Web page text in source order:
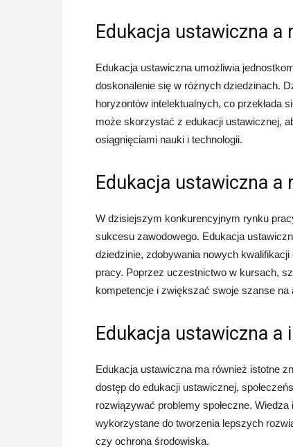
Edukacja ustawiczna a
Edukacja ustawiczna umożliwia
doskonalenie się w różnych dziedzinach.
horyzontów intelektualnych, co przekłada
może skorzystać z edukacji ustawicznej,
osiągnięciami nauki i technologii.
Edukacja ustawiczna a
W dzisiejszym konkurencyjnym rynku
sukcesu zawodowego. Edukacja
dziedzinie, zdobywania nowych
pracy. Poprzez uczestnictwo w kursach,
kompetencje i zwiększać swoje szanse na
Edukacja ustawiczna a
Edukacja ustawiczna ma również istotne
dostęp do edukacji ustawicznej,
rozwiązywać problemy społeczne.
wykorzystane do tworzenia lepszych
czy ochrona środowiska.